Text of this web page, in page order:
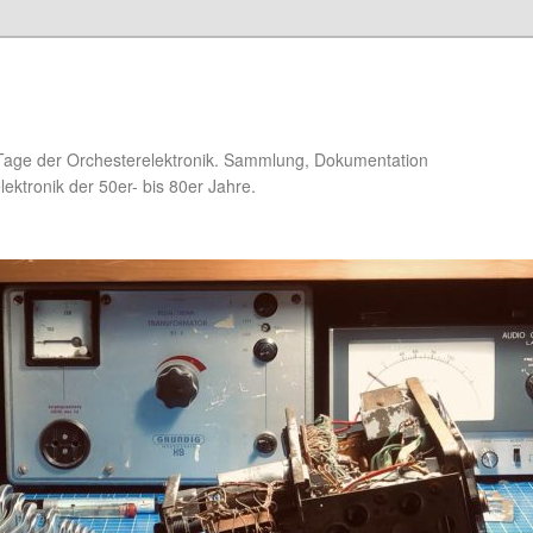
der Orchesterelektronik. Sammlung, Dokumentation
der 50er- bis 80er Jahre.